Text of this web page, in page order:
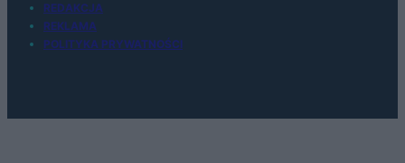
REDAKCJA
REKLAMA
POLITYKA PRYWATNOŚCI